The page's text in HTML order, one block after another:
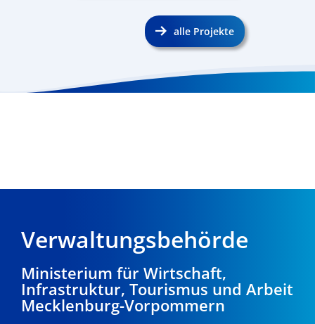
alle Projekte
Verwaltungsbehörde
Ministerium für Wirtschaft,
Infrastruktur, Tourismus und Arbeit
Mecklenburg-Vorpommern